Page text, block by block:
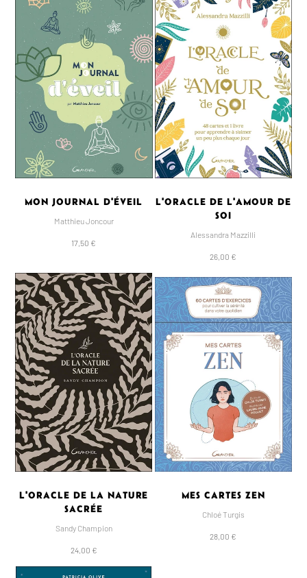
MON JOURNAL D'ÉVEIL
Matthieu Joncour
17,50 €
L'ORACLE DE L'AMOUR DE
SOI
Alessandra Mazzilli
26,00 €
L'ORACLE DE LA NATURE
SACRÉE
Sandy Champion
24,00 €
MES CARTES ZEN
Chloé Turgis
28,00 €